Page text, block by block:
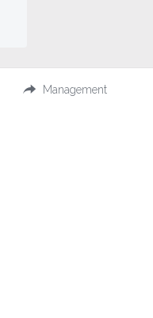
Management